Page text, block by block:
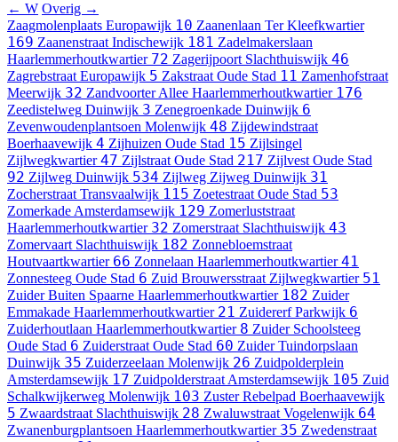
← W Overig →
Zaagmolenplaats Europawijk 10 Zaanenlaan Ter Kleefkwartier
169 Zaanenstraat Indischewijk 181 Zadelmakerslaan
Haarlemmerhoutkwartier 72 Zagerijpoort Slachthuiswijk 46
Zagrebstraat Europawijk 5 Zakstraat Oude Stad 11 Zamenhofstraat
Meerwijk 32 Zandvoorter Allee Haarlemmerhoutkwartier 176
Zeedistelweg Duinwijk 3 Zenegroenkade Duinwijk 6
Zevenwoudenplantsoen Molenwijk 48 Zijdewindstraat
Boerhaavewijk 4 Zijhuizen Oude Stad 15 Zijlsingel
Zijlwegkwartier 47 Zijlstraat Oude Stad 217 Zijlvest Oude Stad
92 Zijlweg Duinwijk 534 Zijlweg Zijweg Duinwijk 31
Zocherstraat Transvaalwijk 115 Zoetestraat Oude Stad 53
ZomerkadeAmsterdamsewijk 129 Zomerluststraat
Haarlemmerhoutkwartier 32 Zomerstraat Slachthuiswijk 43
Zomervaart Slachthuiswijk 182 Zonnebloemstraat
Houtvaartkwartier 66 Zonnelaan Haarlemmerhoutkwartier 41
Zonnesteeg Oude Stad 6 Zuid Brouwersstraat Zijlwegkwartier 51
Zuider Buiten Spaarne Haarlemmerhoutkwartier 182 Zuider
Emmakade Haarlemmerhoutkwartier 21 Zuidererf Parkwijk 6
Zuiderhoutlaan Haarlemmerhoutkwartier 8 Zuider Schoolsteeg
Oude Stad 6 Zuiderstraat Oude Stad 60 Zuider Tuindorpslaan
Duinwijk 35 Zuiderzeelaan Molenwijk 26 Zuidpolderplein
Amsterdamsewijk 17 ZuidpolderstraatAmsterdamsewijk 105 Zuid
Schalkwijkerweg Molenwijk 103 Zuster Rebelpad Boerhaavewijk
5 Zwaardstraat Slachthuiswijk 28 Zwaluwstraat Vogelenwijk 64
Zwanenburgplantsoen Haarlemmerhoutkwartier 35 Zwedenstraat